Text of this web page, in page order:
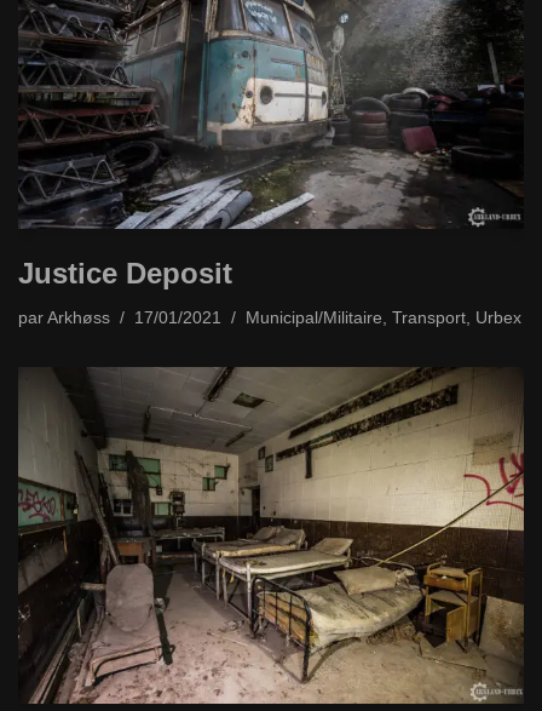
Justice Deposit
par Arkhøss 17/01/2021 Municipal/Militaire Transport Urbex